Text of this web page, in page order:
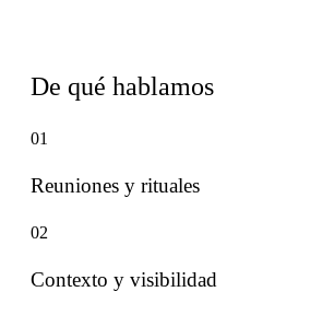
De qué hablamos
01
Reuniones y rituales
02
Contexto y visibilidad